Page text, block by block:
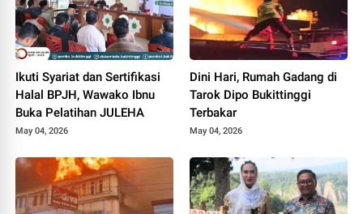
Ikuti Syariat dan Sertifikasi
Halal BPJH, Wawako Ibnu
Buka Pelatihan JULEHA
May 04, 2026
Dini Hari, Rumah Gadang di
Tarok Dipo Bukittinggi
Terbakar
May 04, 2026